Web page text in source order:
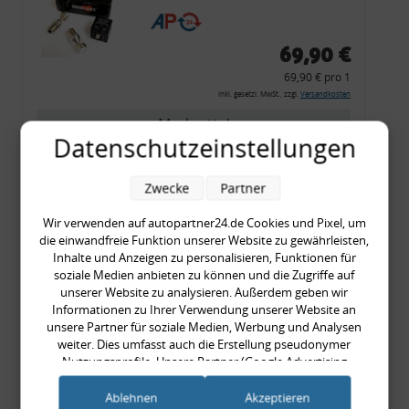
CF 14
69,90 €
69,90 € pro 1
inkl. gesetzl. MwSt., zzgl. Versandkosten
Merkzettel
Zum Artikel
Rückleuchtenband mit
Blinker, rot, US-Ecken,
Audi 80 Cabrio, Typ 89,
OE-Nr.: 8G0945225 +
8G0945225C
999,99 €
999,99 € pro 1
Datenschutzeinstellungen
Wir verwenden auf autopartner24.de Cookies und Pixel, um
die einwandfreie Funktion unserer Website zu gewährleisten,
Inhalte und Anzeigen zu personalisieren, Funktionen für
soziale Medien anbieten zu können und die Zugriffe auf
unserer Website zu analysieren. Außerdem geben wir
Informationen zu Ihrer Verwendung unserer Website an
unsere Partner für soziale Medien, Werbung und Analysen
weiter. Dies umfasst auch die Erstellung pseudonymer
Nutzungsprofile. Unsere Partner (Google Advertising
Products) führen diese Informationen möglicherweise mit
weiteren Daten zusammen, die Sie ihnen bereitgestellt haben
Zwecke Partner
Ablehnen Akzeptieren